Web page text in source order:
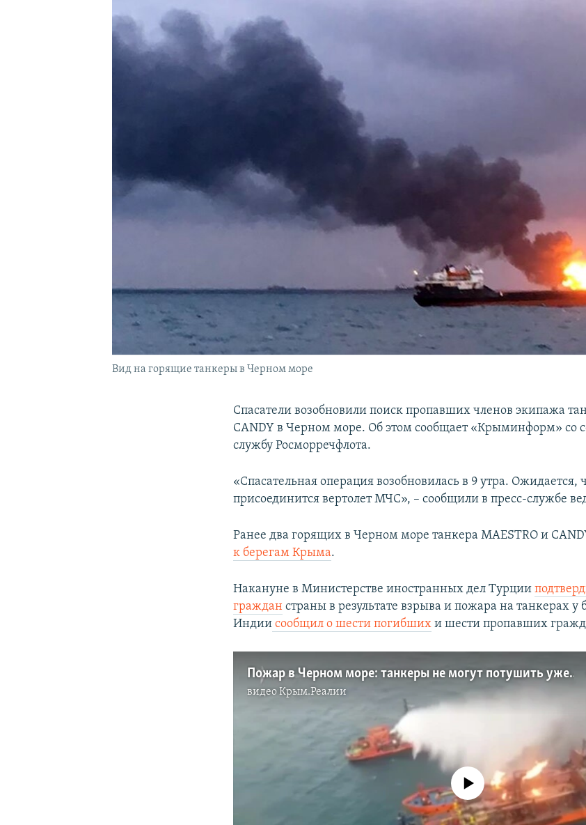
Вид на горящие танкеры в Черном море
Спасатели возобновили поиск пропавших членов экипажа
CANDY в Черном море. Об этом сообщает «Крыминформ» со
службу Росморречфлота.
«Спасательная операция возобновилась в 9 утра. Ожидается,
присоединится вертолет МЧС», – сообщили в пресс-службе
Ранее два горящих в Черном море танкера MAESTRO и
к берегам Крыма.
Накануне в Министерстве иностранных дел Турции
граждан страны в результате взрыва и пожара на танкерах
Индии сообщил о шести погибших и шести пропавших
Пожар в Черном море: танкеры не могут потушить уже сутки (видео)
видеоКрым.Реалии
No media source currently available